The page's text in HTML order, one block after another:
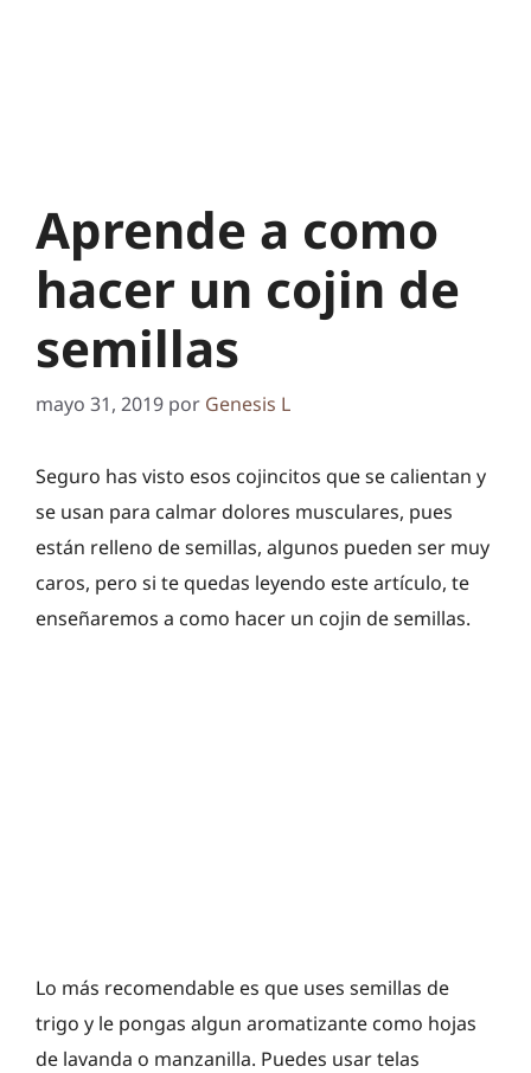
Aprende a como
hacer un cojin de
semillas
mayo 31, 2019 por Genesis L
Seguro has visto esos cojincitos que se calientan y
se usan para calmar dolores musculares, pues
están relleno de semillas, algunos pueden ser muy
caros, pero si te quedas leyendo este artículo, te
enseñaremos a como hacer un cojin de semillas.
Lo más recomendable es que uses semillas de
trigo y le pongas algun aromatizante como hojas
de lavanda o manzanilla. Puedes usar telas